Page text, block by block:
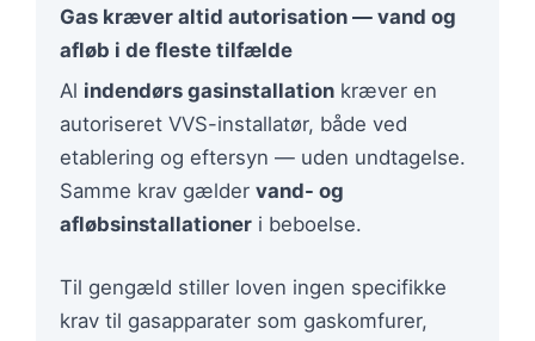
Gas kræver altid autorisation — vand og
afløb i de fleste tilfælde
Al indendørs gasinstallation kræver en
autoriseret VVS-installatør, både ved
etablering og eftersyn — uden undtagelse.
Samme krav gælder vand- og
afløbsinstallationer i beboelse.
Til gengæld stiller loven ingen specifikke
krav til gasapparater som gaskomfurer,